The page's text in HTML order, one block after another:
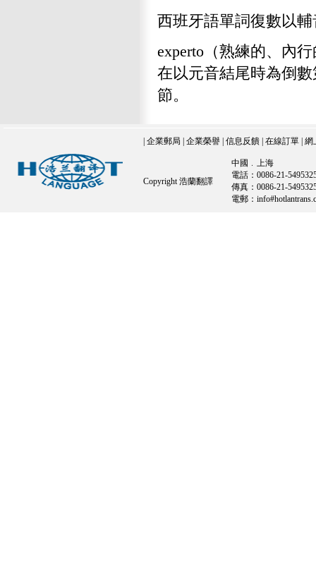
西班牙語單詞復數以
experto（熟練的、內
在以元音結尾時為倒
節。
企業郵局 企業榮譽 信息反饋 在線訂單 網
Copyright 浩蘭翻譯
中國﹒上海
電話：0086-21-
傳真：0086-21-
電郵：